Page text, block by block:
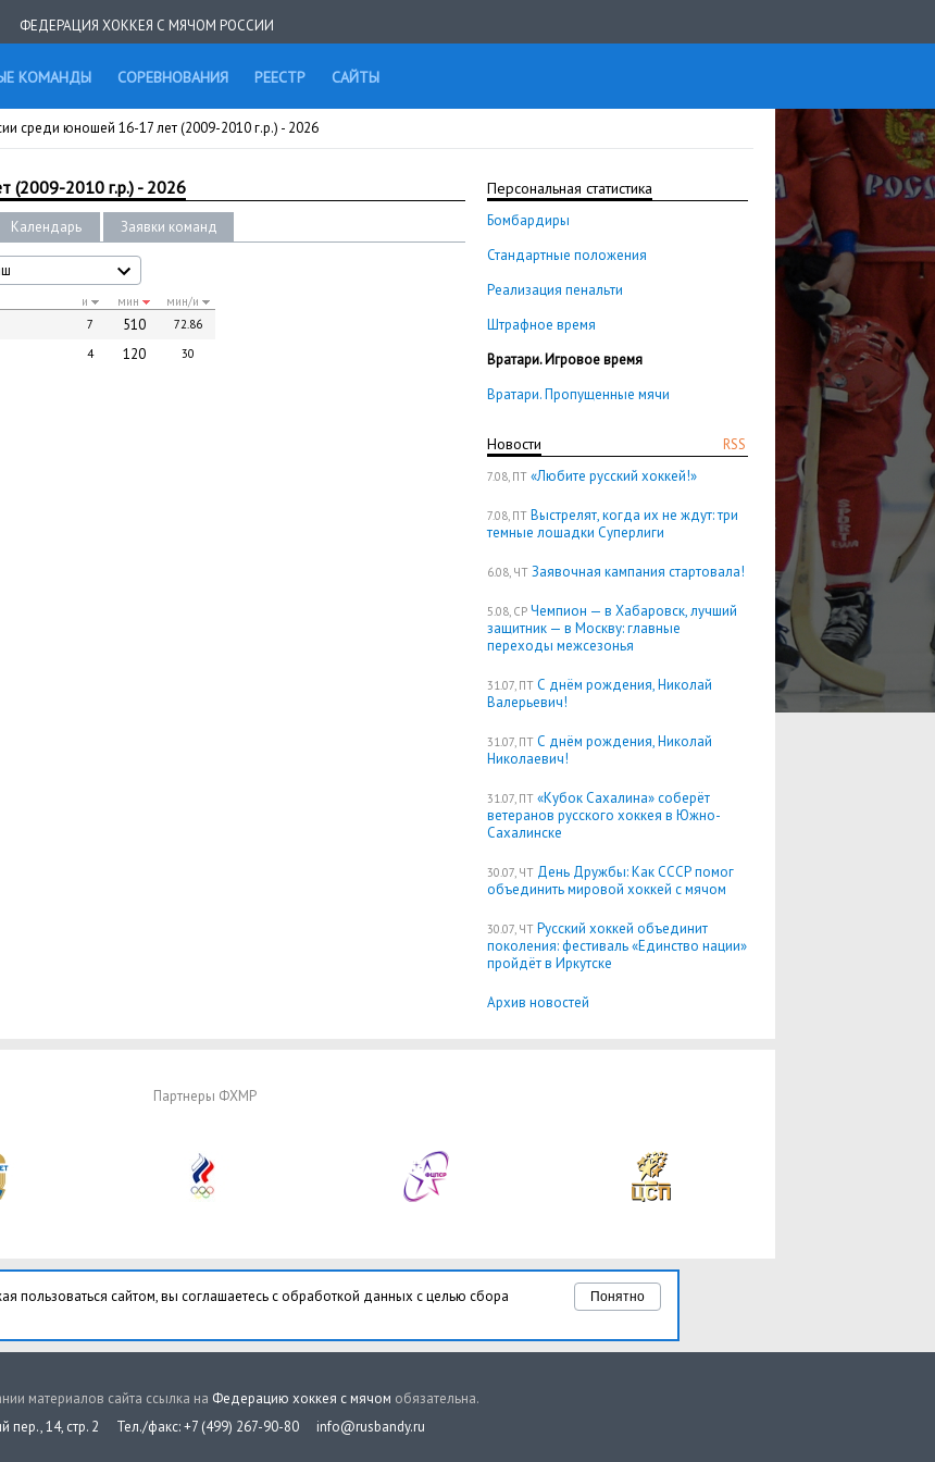
ФЕДЕРАЦИЯ ХОККЕЯ С МЯЧОМ РОССИИ
КОМАНДЫ СОРЕВНОВАНИЯ РЕЕСТР САЙТЫ
среди юношей 16-17 лет (2009-2010 г.р.) - 2026
Персональная статистика
Бомбардиры
Стандартные положения
Реализация пенальти
Штрафное время
Вратари. Игровое время
Вратари. Пропущенные мячи
RSS
Новости
7.08, ПТ «Любите русский хоккей!»
7.08, ПТ Выстрелят, когда их не ждут: три
темные лошадки Суперлиги
6.08, ЧТ Заявочная кампания стартовала!
5.08, СР Чемпион — в Хабаровск, лучший
защитник — в Москву: главные
переходы межсезонья
31.07, ПТ С днём рождения, Николай
Валерьевич!
31.07, ПТ С днём рождения, Николай
Николаевич!
31.07, ПТ «Кубок Сахалина» соберёт
ветеранов русского хоккея в Южно-
Сахалинске
30.07, ЧТ День Дружбы: Как СССР помог
объединить мировой хоккей с мячом
30.07, ЧТ Русский хоккей объединит
поколения: фестиваль «Единство нации»
пройдёт в Иркутске
Архив новостей
(2009-2010 г.р.) - 2026
Календарь Заявки команд
и мин
мин/и
7 510
72.86
4 120 30
Партнеры ФХМР
Понятно
пользоваться сайтом, вы соглашаетесь с обработкой данных с целью сбора
материалов сайта ссылка на Федерацию хоккея с мячом обязательна.
пер., 14, стр. 2
Тел./факс: +7 (499) 267-90-80 info@rusbandy.ru